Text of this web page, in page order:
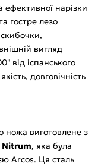
ефективної нарізки
гостре лезо
вигляд
від іспанського
довговічність
ножа виготовлене з
Nitrum, яка була
Arcos. Ця сталь